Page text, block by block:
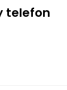
telefon